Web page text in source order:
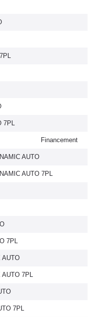
7PL
Financement
AUTO
AUTO 7PL
7PL
AUTO
AUTO 7PL
7PL